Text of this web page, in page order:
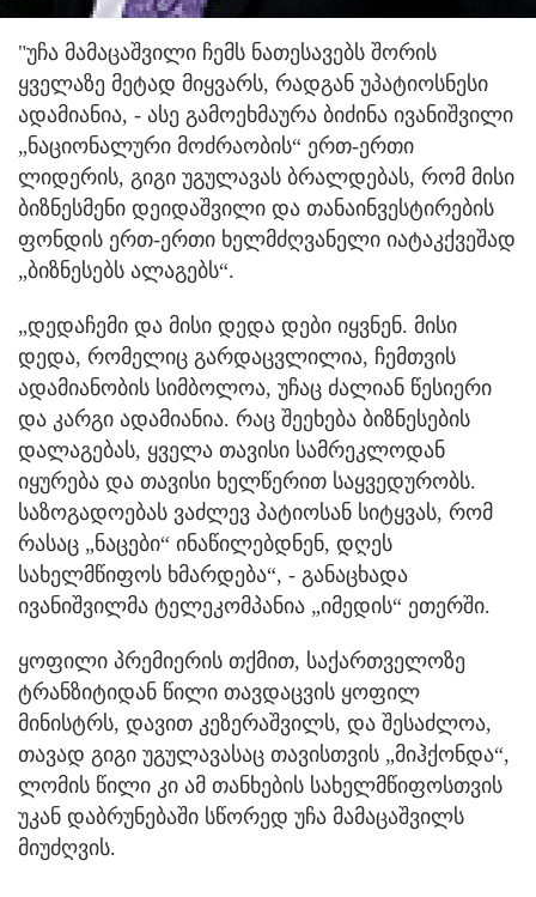
"უჩა მამაცაშვილი ჩემს ნათესავებს შორის
ყველაზე მეტად მიყვარს, რადგან უპატიოსნესი
ადამიანია, - ასე გამოეხმაურა ბიძინა ივანიშვილი
„ნაციონალური მოძრაობის“ ერთ-ერთი
ლიდერის, გიგი უგულავას ბრალდებას, რომ მისი
ბიზნესმენი დეიდაშვილი და თანაინვესტირების
ფონდის ერთ-ერთი ხელმძღვანელი იატაკქვეშად
„ბიზნესებს ალაგებს“.
„დედაჩემი და მისი დედა დები იყვნენ. მისი
დედა, რომელიც გარდაცვლილია, ჩემთვის
ადამიანობის სიმბოლოა, უჩაც ძალიან წესიერი
და კარგი ადამიანია. რაც შეეხება ბიზნესების
დალაგებას, ყველა თავისი სამრეკლოდან
იყურება და თავისი ხელწერით საყვედურობს.
საზოგადოებას ვაძლევ პატიოსან სიტყვას, რომ
რასაც „ნაცები“ ინაწილებდნენ, დღეს
სახელმწიფოს ხმარდება“, - განაცხადა
ივანიშვილმა ტელეკომპანია „იმედის“ ეთერში.
ყოფილი პრემიერის თქმით, საქართველოზე
ტრანზიტიდან წილი თავდაცვის ყოფილ
მინისტრს, დავით კეზერაშვილს, და შესაძლოა,
თავად გიგი უგულავასაც თავისთვის „მიჰქონდა“,
ლომის წილი კი ამ თანხების სახელმწიფოსთვის
უკან დაბრუნებაში სწორედ უჩა მამაცაშვილს
მიუძღვის.